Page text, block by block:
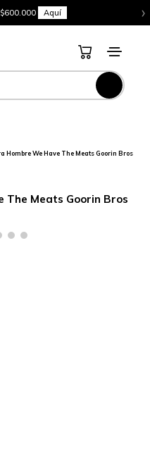
Aquí ›
Hombre We Have The Meats Goorin Bros
The Meats Goorin Bros